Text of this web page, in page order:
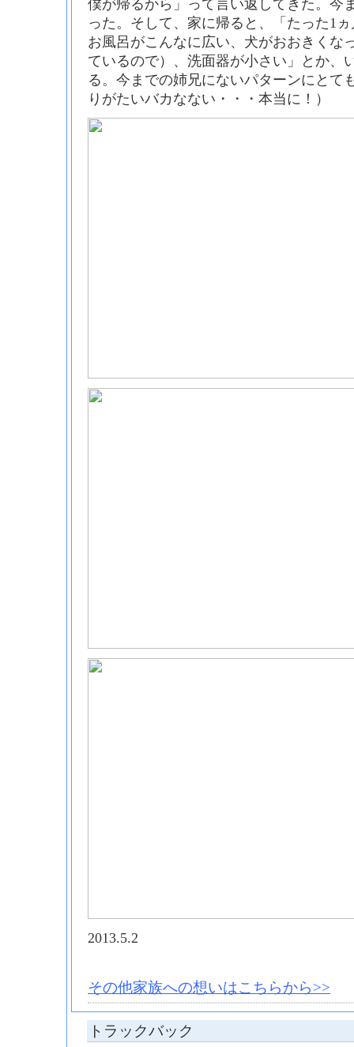
僕が帰るから」って言い返してきた。今
った。そして、家に帰ると、「たった1
お風呂がこんなに広い、犬がおおきくな
ているので）、洗面器が小さい」とか、
る。今までの姉兄にないパターンにとて
りがたいバカなない・・・本当に！）
2013.5.2
その他家族への想いはこちらから>>
トラックバック